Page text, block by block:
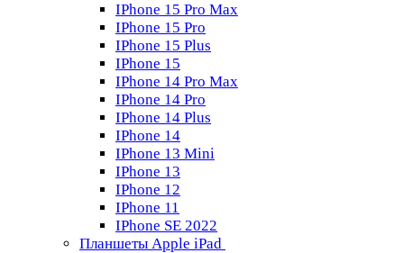
IPhone 15 Pro Max
IPhone 15 Pro
IPhone 15 Plus
IPhone 15
IPhone 14 Pro Max
IPhone 14 Pro
IPhone 14 Plus
IPhone 14
IPhone 13 Mini
IPhone 13
IPhone 12
IPhone 11
IPhone SE 2022
Планшеты Apple iPad